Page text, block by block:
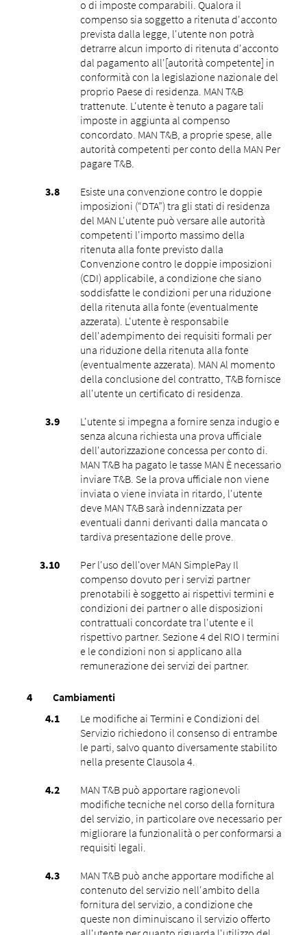
o di imposte comparabili. Qualora il
compenso sia soggetto a ritenuta d'acconto
prevista dalla legge, l'utente non potrà
detrarre alcun importo di ritenuta d'acconto
dal pagamento all'[autorità competente] in
conformità con la legislazione nazionale del
proprio Paese di residenza. MAN T&B
trattenute. L'utente è tenuto a pagare tali
imposte in aggiunta al compenso
concordato. MAN T&B, a proprie spese, alle
autorità competenti per conto della MAN Per
pagare T&B.
Esiste una convenzione contro le doppie
imposizioni (“DTA”) tra gli stati di residenza
del MAN L'utente può versare alle autorità
competenti l'importo massimo della
ritenuta alla fonte previsto dalla
Convenzione contro le doppie imposizioni
(CDI) applicabile, a condizione che siano
soddisfatte le condizioni per una riduzione
della ritenuta alla fonte (eventualmente
azzerata). L'utente è responsabile
dell'adempimento dei requisiti formali per
una riduzione della ritenuta alla fonte
(eventualmente azzerata). MAN Al momento
della conclusione del contratto, T&B fornisce
all'utente un certificato di residenza.
L'utente si impegna a fornire senza indugio e
senza alcuna richiesta una prova ufficiale
dell'autorizzazione concessa per conto di.
MAN T&B ha pagato le tasse MAN È necessario
inviare T&B. Se la prova ufficiale non viene
inviata o viene inviata in ritardo, l'utente
deve MAN T&B sarà indennizzata per
eventuali danni derivanti dalla mancata o
tardiva presentazione delle prove.
Per l'uso dell'over MAN SimplePay Il
compenso dovuto per i servizi partner
prenotabili è soggetto ai rispettivi termini e
condizioni dei partner o alle disposizioni
contrattuali concordate tra l'utente e il
rispettivo partner. Sezione 4 del RIO I termini
e le condizioni non si applicano alla
remunerazione dei servizi dei partner.
Cambiamenti
Le modifiche ai Termini e Condizioni del
Servizio richiedono il consenso di entrambe
le parti, salvo quanto diversamente stabilito
nella presente Clausola 4.
MAN T&B può apportare ragionevoli
modifiche tecniche nel corso della fornitura
del servizio, in particolare ove necessario per
migliorare la funzionalità o per conformarsi a
requisiti legali.
MAN T&B può anche apportare modifiche al
contenuto del servizio nell'ambito della
fornitura del servizio, a condizione che
queste non diminuiscano il servizio offerto